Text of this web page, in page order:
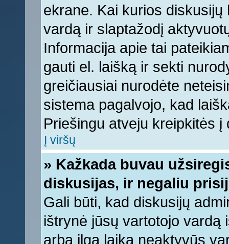
ekrane. Kai kurios
vardą ir slaptažodį
Informacija apie tai
gauti el. laišką ir sekti
greičiausiai nurodėte
sistema pagalvojo, kad
Priešingu atveju kreipkitės
Į viršų
» Kažkada buvau
diskusijas, ir negaliu
Gali būti, kad diskusijų
ištrynė jūsų vartotojo vardą
arba ilgą laiką neaktyvūs